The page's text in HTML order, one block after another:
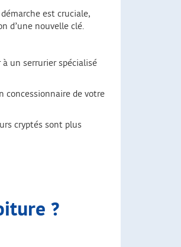
est cruciale,
d’une nouvelle clé.
à un serrurier spécialisé
concessionnaire de votre
cryptés sont plus
?